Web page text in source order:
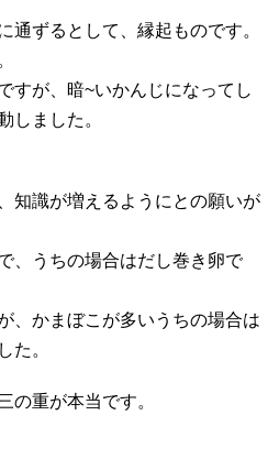
通ずるとして、縁起ものです。
すが、暗~いかんじになってし
しました。
知識が増えるようにとの願いが
、うちの場合はだし巻き卵で
、かまぼこが多いうちの場合は
た。
の重が本当です。